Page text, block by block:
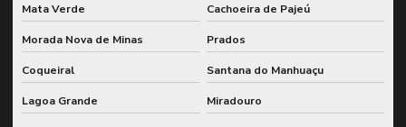
Mata Verde Cachoeira de Pajeú
Morada Nova de Minas Prados
Coqueiral Santana do Manhuaçu
Lagoa Grande Miradouro